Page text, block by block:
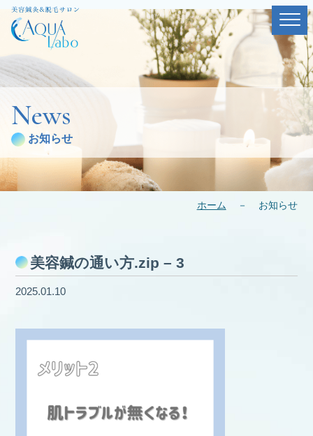
News
お知らせ
ホーム － お知らせ
美容鍼の通い方.zip – 3
2025.01.10